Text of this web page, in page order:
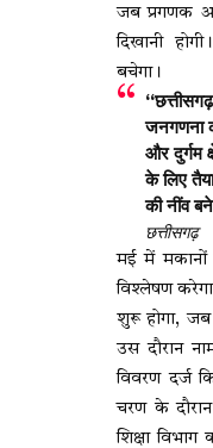
जब प्रगणक
दिखानी
बचेगा।
जनगणना
और दुर्गम
के लिए
की नींव
छत्तीसगढ़
मई में मकानों
विश्लेषण
शुरू होगा, जब
उस दौरान
विवरण दर्ज
चरण के
शिक्षा